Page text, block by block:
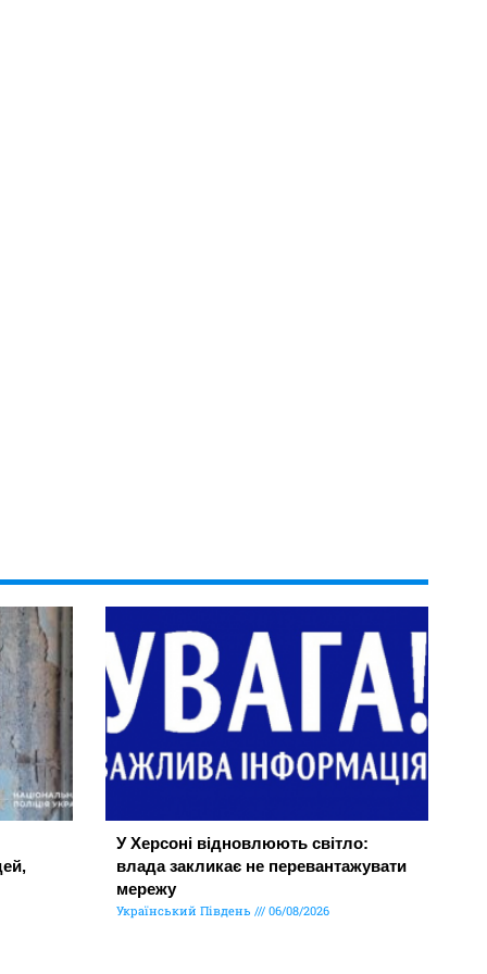
У Херсоні відновлюють світло:
влада закликає не перевантажувати
мережу
Український Південь 06/08/2026